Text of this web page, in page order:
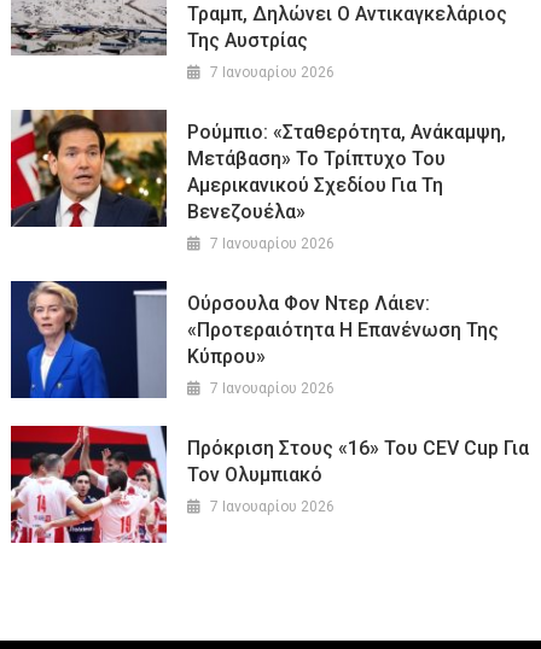
Τραμπ, Δηλώνει Ο Αντικαγκελάριος
Της Αυστρίας
7 Ιανουαρίου 2026
Ρούμπιο: «Σταθερότητα, Ανάκαμψη,
Μετάβαση» Το Τρίπτυχο Του
Αμερικανικού Σχεδίου Για Τη
Βενεζουέλα»
7 Ιανουαρίου 2026
Ούρσουλα Φον Ντερ Λάιεν:
«Προτεραιότητα Η Επανένωση Της
Κύπρου»
7 Ιανουαρίου 2026
Πρόκριση Στους «16» Του CEV Cup Για
Τον Ολυμπιακό
7 Ιανουαρίου 2026